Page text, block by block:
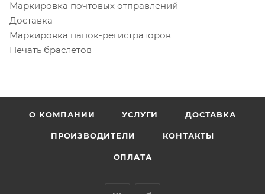
Маркировка почтовых отправлений
Доставка
Маркировка папок-регистраторов
Печать браслетов
О КОМПАНИИ УСЛУГИ ДОСТАВКА
ПРОИЗВОДИТЕЛИ КОНТАКТЫ
ОПЛАТА